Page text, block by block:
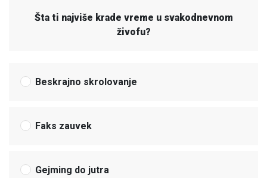
Šta ti najviše krade vreme u svakodnevnom
živofu?
Beskrajno skrolovanje
Faks zauvek
Gejming do jutra